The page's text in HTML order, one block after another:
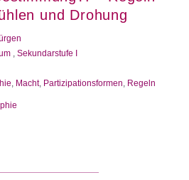
und Drohung
Sekundarstufe I
Macht, Partizipationsformen Regeln